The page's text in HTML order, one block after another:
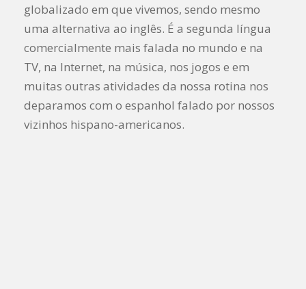
globalizado em que vivemos, sendo mesmo
uma alternativa ao inglês. É a segunda língua
comercialmente mais falada no mundo e na
TV, na Internet, na música, nos jogos e em
muitas outras atividades da nossa rotina nos
deparamos com o espanhol falado por nossos
vizinhos hispano-americanos.